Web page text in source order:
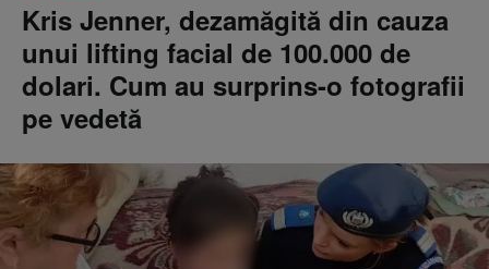
Kris Jenner, dezamăgită din cauza
unui lifting facial de 100.000 de
dolari. Cum au surprins-o fotografii
pe vedetă